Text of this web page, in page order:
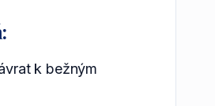
k bežným